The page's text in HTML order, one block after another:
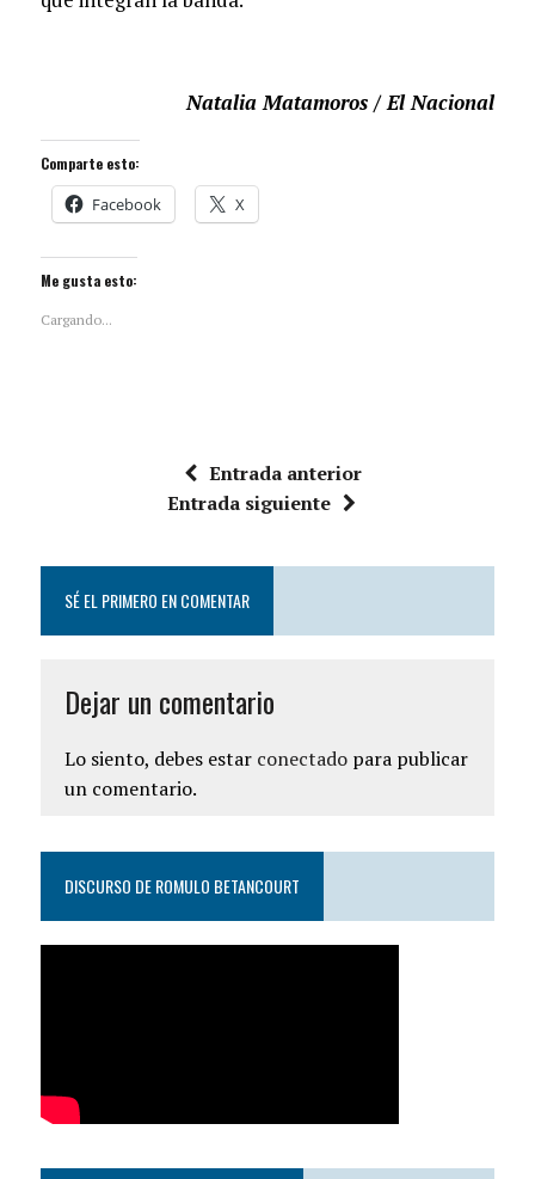
Natalia Matamoros / El Nacional
Comparte esto:
Facebook X
Me gusta esto:
Cargando...
Entrada anterior
Entrada siguiente
SÉ EL PRIMERO EN COMENTAR
Dejar un comentario
Lo siento, debes estar conectadopara publicar
un comentario.
DISCURSO DE ROMULO BETANCOURT